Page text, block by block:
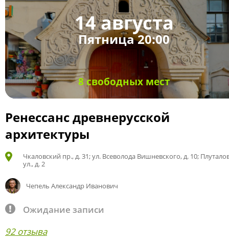
14 августа
Пятница 20:00
8 свободных мест
Ренессанс древнерусской
архитектуры
Чкаловский пр., д. 31; ул. Всеволода Вишневского, д. 10;
ул., д. 2
Чепель Александр Иванович
Ожидание записи
92 отзыва